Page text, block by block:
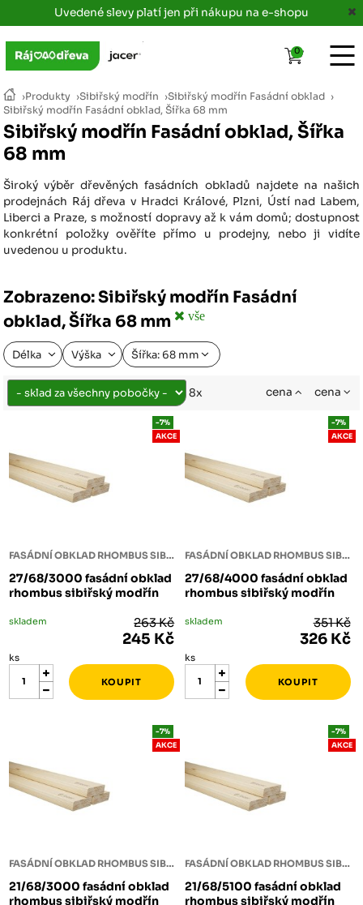
Uvedené slevy platí jen při nákupu na e-shopu
›Produkty ›Sibiřský modřín ›Sibiřský modřín Fasádní obklad ›
Sibiřský modřín Fasádní obklad, Šířka 68 mm
Sibiřský modřín Fasádní obklad, Šířka
68 mm
Široký výběr dřevěných fasádních obkladů najdete na našich
prodejnách Ráj dřeva v Hradci Králové, Plzni, Ústí nad Labem,
Liberci a Praze, s možností dopravy až k vám domů; dostupnost
konkrétní položky ověříte přímo u prodejny, nebo ji vidíte
uvedenou u produktu.
Zobrazeno: Sibiřský modřín Fasádní
obklad, Šířka 68 mm
vše
Délka Výška Šířka: 68 mm
8x cena cena
FASÁDNÍ OBKLAD RHOMBUS SIBIŘSKÝ MODŘÍN
27/68/3000 fasádní obklad
rhombus sibiřský modřín
-7%
AKCE
skladem 263 Kč
245 Kč
ks
FASÁDNÍ OBKLAD RHOMBUS SIBIŘSKÝ MODŘÍN
27/68/4000 fasádní obklad
rhombus sibiřský modřín
-7%
AKCE
skladem 351 Kč
326 Kč
ks
FASÁDNÍ OBKLAD RHOMBUS SIBIŘSKÝ MODŘÍN
21/68/3000 fasádní obklad
rhombus sibiřský modřín
-7%
AKCE
FASÁDNÍ OBKLAD RHOMBUS SIBIŘSKÝ MODŘÍN
21/68/5100 fasádní obklad
rhombus sibiřský modřín
-7%
AKCE
0